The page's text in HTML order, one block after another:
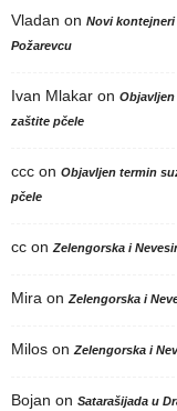
Vladan on Novi
Požarevcu
Ivan Mlakar on Objavljen
zaštite pčele
ccc on Objavljen termin
pčele
cc on Zelengorska i
Mira on Zelengorska i
Milos on Zelengorska i
Bojan on Satarašijada u